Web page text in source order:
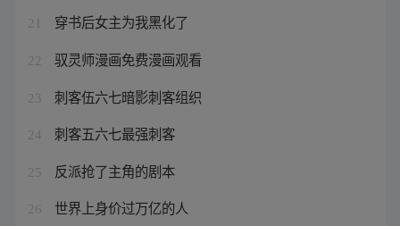
21 穿书后女主为我黑化了
22 驭灵师漫画免费漫画观看
23 刺客伍六七暗影刺客组织
24 刺客五六七最强刺客
25 反派抢了主角的剧本
26 世界上身价过万亿的人